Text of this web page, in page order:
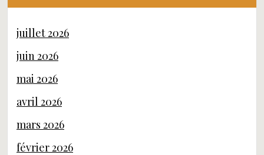
juillet 2026
juin 2026
mai 2026
avril 2026
mars 2026
février 2026